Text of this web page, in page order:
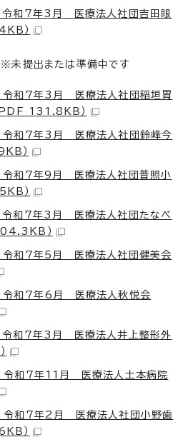
和7年3月 医療法人社団吉田眼
）
未提出または準備中です
和7年3月 医療法人社団稲垣胃
PDF 131.8KB）
和7年3月 医療法人社団鈴峰今
）
和7年9月 医療法人社団普照小
）
和7年3月 医療法人社団たなべ
）
和7年5月 医療法人社団健美会
和7年6月 医療法人秋悦会
和7年3月 医療法人井上整形外
和7年11月 医療法人土本病院
和7年2月 医療法人社団小野歯
）